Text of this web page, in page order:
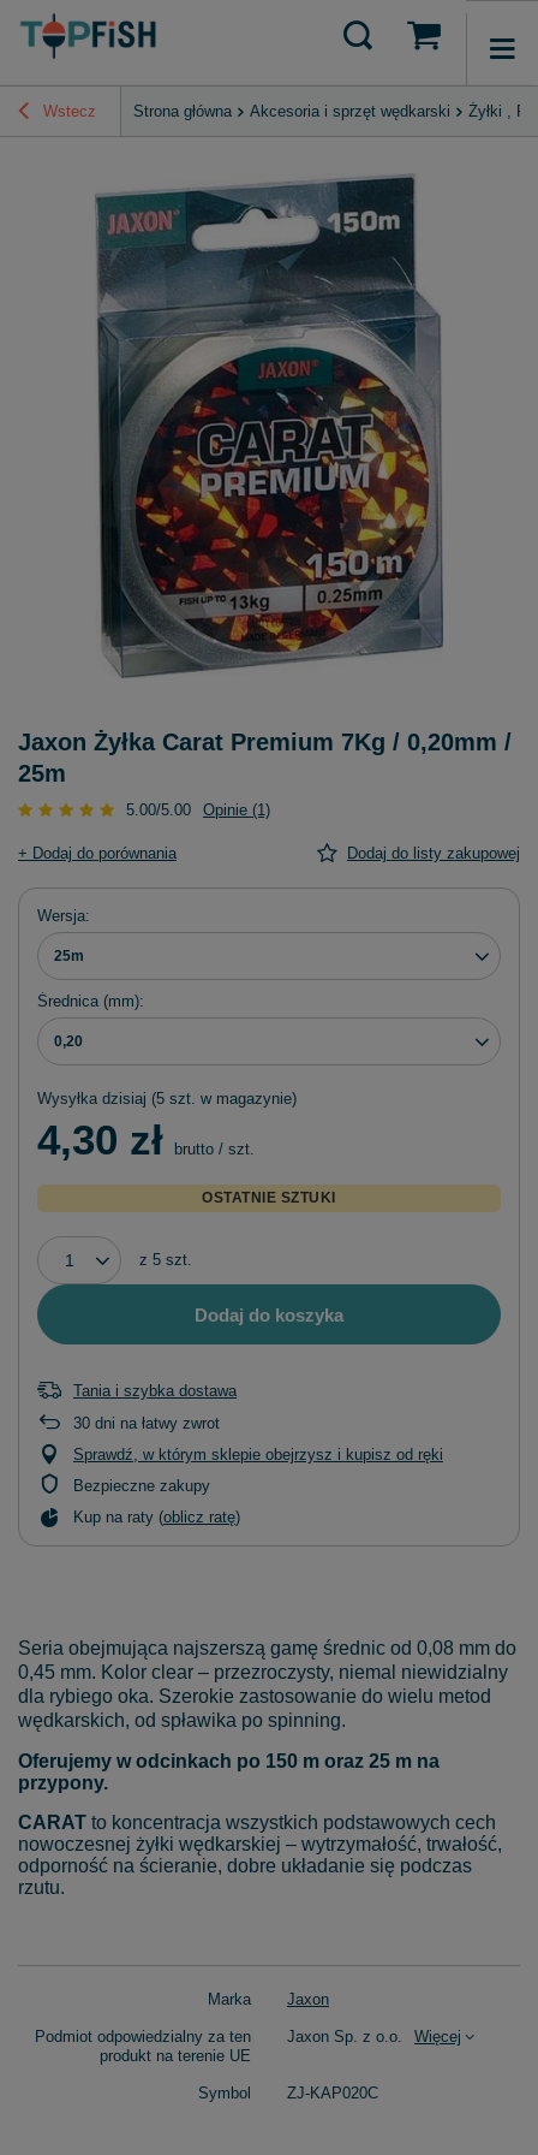
Wstecz Strona główna Akcesoria i sprzęt wędkarski Żyłki ,
Jaxon Żyłka Carat Premium 7Kg / 0,20mm /
25m
5.00/5.00 Opinie (1)
+ Dodaj do porównania Dodaj do listy zakupowej
Wersja
25m
Średnica (mm)
0,20
Wysyłka dzisiaj (5 szt. w magazynie)
4,30 zł brutto / szt.
OSTATNIE SZTUKI
z 5 szt.
Dodaj do koszyka
Tania i szybka dostawa
30 dni na łatwy zwrot
Sprawdź, w którym sklepie obejrzysz i kupisz od ręki
Bezpieczne zakupy
Kup na raty (oblicz ratę)
Seria obejmująca najszerszą gamę średnic od 0,08 mm do
0,45 mm. Kolor clear – przezroczysty, niemal niewidzialny
dla rybiego oka. Szerokie zastosowanie do wielu metod
wędkarskich, od spławika po spinning.
Oferujemy w odcinkach po 150 m oraz 25 m na
przypony.
CARAT to koncentracja wszystkich podstawowych cech
nowoczesnej żyłki wędkarskiej – wytrzymałość, trwałość,
odporność na ścieranie, dobre układanie się podczas
rzutu.
Marka Jaxon
Podmiot odpowiedzialny za ten
produkt na terenie UE
Jaxon Sp. z o.o. Więcej
Symbol ZJ-KAP020C